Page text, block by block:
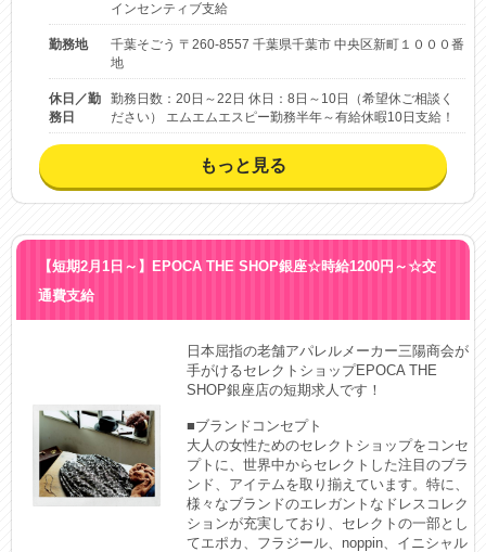
インセンティブ支給
勤務地
千葉そごう 〒260-8557 千葉県千葉市 中央区新町１０００番
地
休日／勤
務日
勤務日数：20日～22日 休日：8日～10日（希望休ご相談く
ださい） エムエムエスピー勤務半年～有給休暇10日支給！
もっと見る
【短期2月1日～】EPOCA THE SHOP銀座☆時給1200円～☆交
通費支給
日本屈指の老舗アパレルメーカー三陽商会が
手がけるセレクトショップEPOCA THE
SHOP銀座店の短期求人です！
■ブランドコンセプト
大人の女性ためのセレクトショップをコンセ
プトに、世界中からセレクトした注目のブラ
ンド、アイテムを取り揃えています。特に、
様々なブランドのエレガントなドレスコレク
ションが充実しており、セレクトの一部とし
てエポカ、フラジール、noppin、イニシャル